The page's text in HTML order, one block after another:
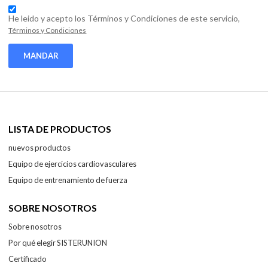
He leido y acepto los Términos y Condiciones de este servicio,
Términos y Condiciones
MANDAR
LISTA DE PRODUCTOS
nuevos productos
Equipo de ejercicios cardiovasculares
Equipo de entrenamiento de fuerza
SOBRE NOSOTROS
Sobre nosotros
Por qué elegir SISTERUNION
Certificado